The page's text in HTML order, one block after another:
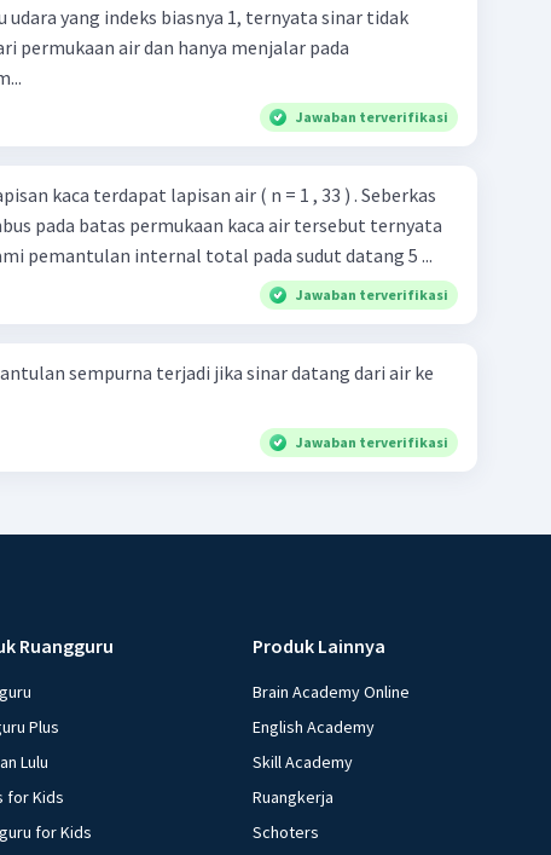
udara yang indeks biasnya 1, ternyata sinar tidak
permukaan air dan hanya menjalar pada
Jawaban terverifikasi
kaca terdapat lapisan air ( n = 1 , 33 ) . Seberkas
pada batas permukaan kaca air tersebut ternyata
pemantulan internal total pada sudut datang 5 ...
Jawaban terverifikasi
sempurna terjadi jika sinar datang dari air ke
Jawaban terverifikasi
Ruangguru
Plus
Lulu
for Kids
for Kids
Produk Lainnya
Brain Academy Online
English Academy
Skill Academy
Ruangkerja
Schoters